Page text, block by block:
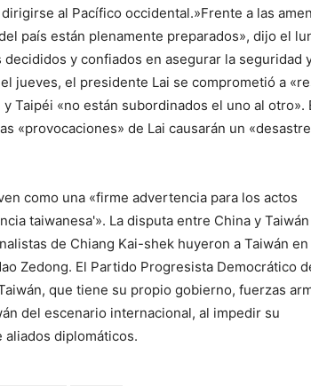
al Pacífico occidental.»Frente a las
país están plenamente preparados», dijo el
y confiados en asegurar la seguridad
jueves, el presidente Lai se comprometió a
Taipéi «no están subordinados el uno al otro».
«provocaciones» de Lai causarán un
como una «firme advertencia para los actos
taiwanesa'». La disputa entre China y
de Chiang Kai-shek huyeron a Taiwán
Zedong. El Partido Progresista Democrático
que tiene su propio gobierno, fuerzas
del escenario internacional, al impedir su
diplomáticos.